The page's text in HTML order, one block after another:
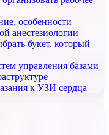
особенности
анестезиологии
букет, который
управления базами
к УЗИ сердца